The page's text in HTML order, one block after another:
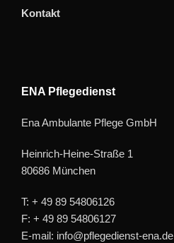
Kontakt
ENA Pflegedienst
Ena Ambulante Pflege GmbH
Heinrich-Heine-Straße 1
80686 München
T: + 49 89 54806126
F: + 49 89 54806127
E-mail: info@pflegedienst-ena.de